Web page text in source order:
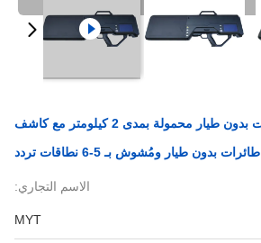
بندقية مضادة للطائرات بدون طيار محمولة بمدى 2 كيلومتر مع كاشف
طائرات بدون طيار ومُشوش بـ 5-6 نطاقات تردد
الاسم التجاري:
MYT